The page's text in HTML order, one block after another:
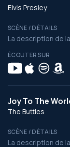
Elvis Presley
SCÈNE / DÉTAILS
La description de
ÉCOUTER SUR
Joy To The
The Butties
SCÈNE / DÉTAILS
La description de